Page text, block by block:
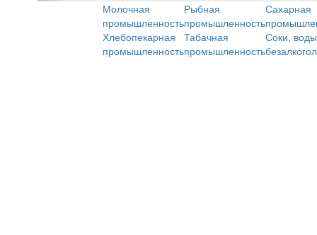
Молочная
промышленность
Рыбная
промышленность
Сахарная
Хлебопекарная
промышленность
Табачная
промышленность
Соки,